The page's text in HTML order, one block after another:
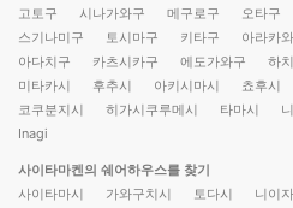
고토구
시나가와구 메구로구 오타구
스기나미구
토시마구 키타구 아라카
아다치구
카츠시카구 에도가와구 하
미타카시
후추시 아키시마시 쵸후시
코쿠분지시
히가시쿠루메시 타마시
Inagi
사이타마켄의 쉐어하우스를 찾기
사이타마시
가와구치시 토다시 니이